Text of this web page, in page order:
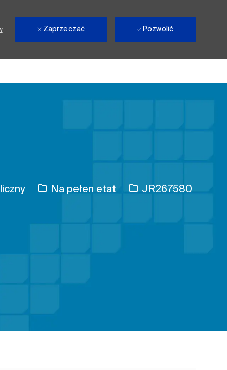
Zaprzeczać Pozwolić
Rodzaj pracy
Na pełen etat Identyfikator zadania
JR267580